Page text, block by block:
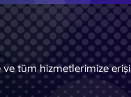
tüm hizmetlerimize